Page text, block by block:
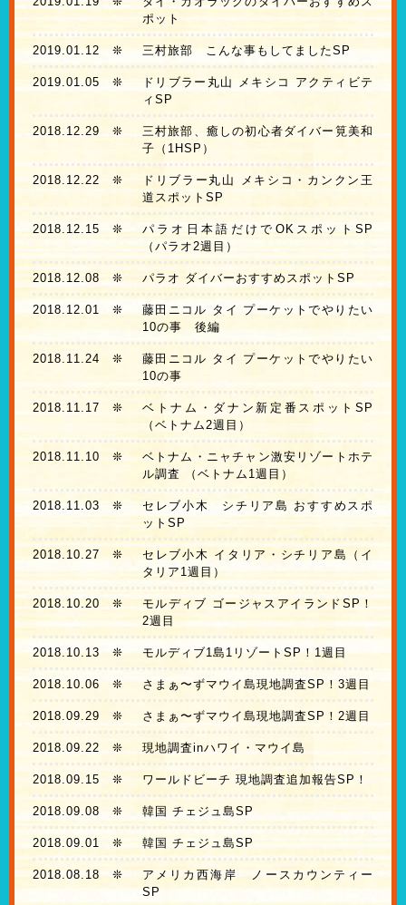
ポット
2019.01.12❊ 三村旅部 こんな事もしてましたSP
2019.01.05 ❊
ドリブラー丸山 メキシコ アクティビテ
ィSP
2018.12.29 ❊
三村旅部、癒しの初心者ダイバー筧美和
子（1HSP）
2018.12.22 ❊
ドリブラー丸山 メキシコ・カンクン王
道スポットSP
2018.12.15❊
パラオ日本語だけでOKスポットSP
（パラオ2週目）
2018.12.08 ❊ パラオ ダイバーおすすめスポットSP
2018.12.01 ❊
藤田ニコル タイ プーケットでやりたい
10の事 後編
2018.11.24 ❊
藤田ニコル タイ プーケットでやりたい
10の事
2018.11.17 ❊
ベトナム・ダナン新定番スポットSP
（ベトナム2週目）
2018.11.10❊
ベトナム・ニャチャン激安リゾートホテ
ル調査 （ベトナム1週目）
2018.11.03 ❊
セレブ小木 シチリア島 おすすめスポ
ットSP
2018.10.27 ❊
セレブ小木 イタリア・シチリア島（イ
タリア1週目）
2018.10.20❊
モルディブ ゴージャスアイランドSP！
2週目
2018.10.13❊ モルディブ1島1リゾートSP！1週目
2018.10.06 ❊ さまぁ〜ずマウイ島現地調査SP！3週目
2018.09.29 ❊ さまぁ〜ずマウイ島現地調査SP！2週目
2018.09.22 ❊ 現地調査inハワイ・マウイ島
2018.09.15 ❊ ワールドビーチ 現地調査追加報告SP！
2018.09.08 ❊ 韓国 チェジュ島SP
2018.09.01 ❊ 韓国 チェジュ島SP
2018.08.18❊
アメリカ西海岸 ノースカウンティー
SP